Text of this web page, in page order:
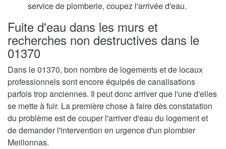
service de plomberie, coupez l'arrivée d'eau.
Fuite d'eau dans les murs et
recherches non destructives dans le
01370
Dans le 01370, bon nombre de logements et de locaux
professionnels sont encore équipés de canalisations
parfois trop anciennes. Il peut donc arriver que l'une d'elles
se mette à fuir. La première chose à faire dès constatation
du problème est de couper l'arriver d'eau du logement et
de demander l'intervention en urgence d'un plombier
Meillonnas.